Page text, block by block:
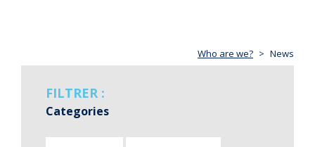
Who are we? News
FILTRER :
Categories